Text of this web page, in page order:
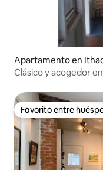
Apartamento en
Clásico y acogedor
Favorito entre
Favorito entre